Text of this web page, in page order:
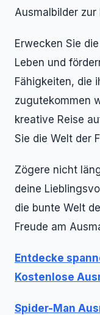
Ausmalbilder zur
Erwecken Sie
Leben und
Fähigkeiten, die
zugutekommen
kreative Reise
Sie die Welt der
Zögere nicht
deine
die bunte Welt
Freude am
Entdecke
Kostenlose
Spider-Man